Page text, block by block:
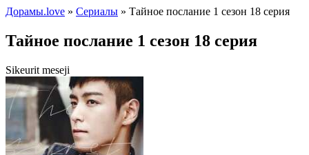
Дорамы.love » Сериалы » Тайное послание 1 сезон 18 серия
Тайное послание 1 сезон 18 серия
Sikeurit meseji